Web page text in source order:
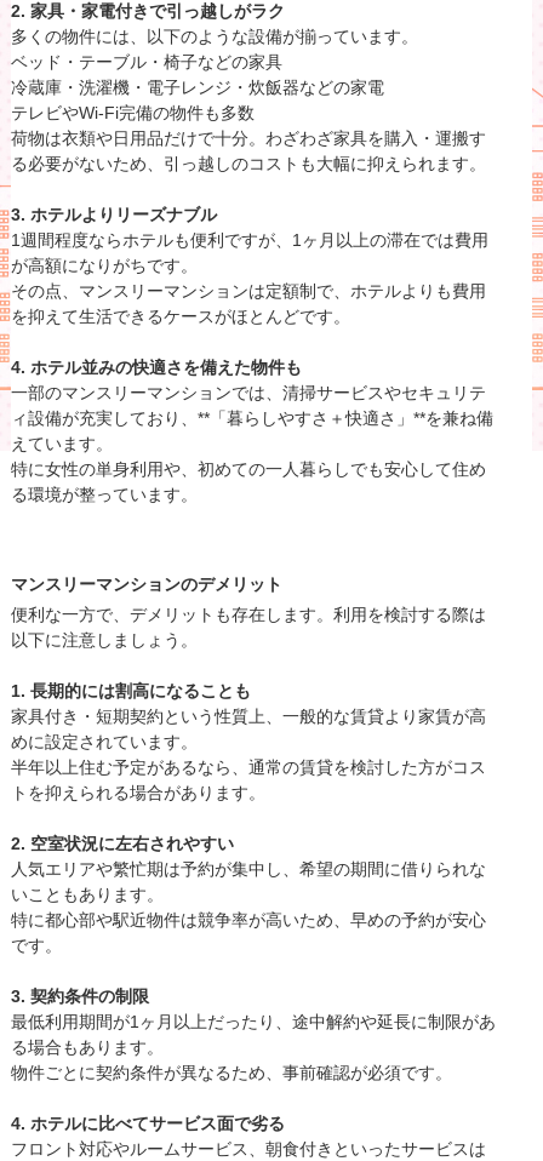
2. 家具・家電付きで引っ越しがラク
多くの物件には、以下のような設備が揃っています。
ベッド・テーブル・椅子などの家具
冷蔵庫・洗濯機・電子レンジ・炊飯器などの家電
テレビやWi-Fi完備の物件も多数
荷物は衣類や日用品だけで十分。わざわざ家具を購入・運搬す
る必要がないため、引っ越しのコストも大幅に抑えられます。
3. ホテルよりリーズナブル
1週間程度ならホテルも便利ですが、1ヶ月以上の滞在では費用
が高額になりがちです。
その点、マンスリーマンションは定額制で、ホテルよりも費用
を抑えて生活できるケースがほとんどです。
4. ホテル並みの快適さを備えた物件も
一部のマンスリーマンションでは、清掃サービスやセキュリテ
ィ設備が充実しており、**「暮らしやすさ＋快適さ」**を兼ね備
えています。
特に女性の単身利用や、初めての一人暮らしでも安心して住め
る環境が整っています。
マンスリーマンションのデメリット
便利な一方で、デメリットも存在します。利用を検討する際は
以下に注意しましょう。
1. 長期的には割高になることも
家具付き・短期契約という性質上、一般的な賃貸より家賃が高
めに設定されています。
半年以上住む予定があるなら、通常の賃貸を検討した方がコス
トを抑えられる場合があります。
2. 空室状況に左右されやすい
人気エリアや繁忙期は予約が集中し、希望の期間に借りられな
いこともあります。
特に都心部や駅近物件は競争率が高いため、早めの予約が安心
です。
3. 契約条件の制限
最低利用期間が1ヶ月以上だったり、途中解約や延長に制限があ
る場合もあります。
物件ごとに契約条件が異なるため、事前確認が必須です。
4. ホテルに比べてサービス面で劣る
フロント対応やルームサービス、朝食付きといったサービスは